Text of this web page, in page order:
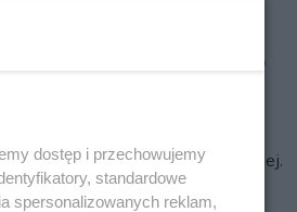
Numerologiczny horoskop
wstęp do astrologii medycznej.
dostęp i przechowujemy
standardowe
spersonalizowanych reklam,